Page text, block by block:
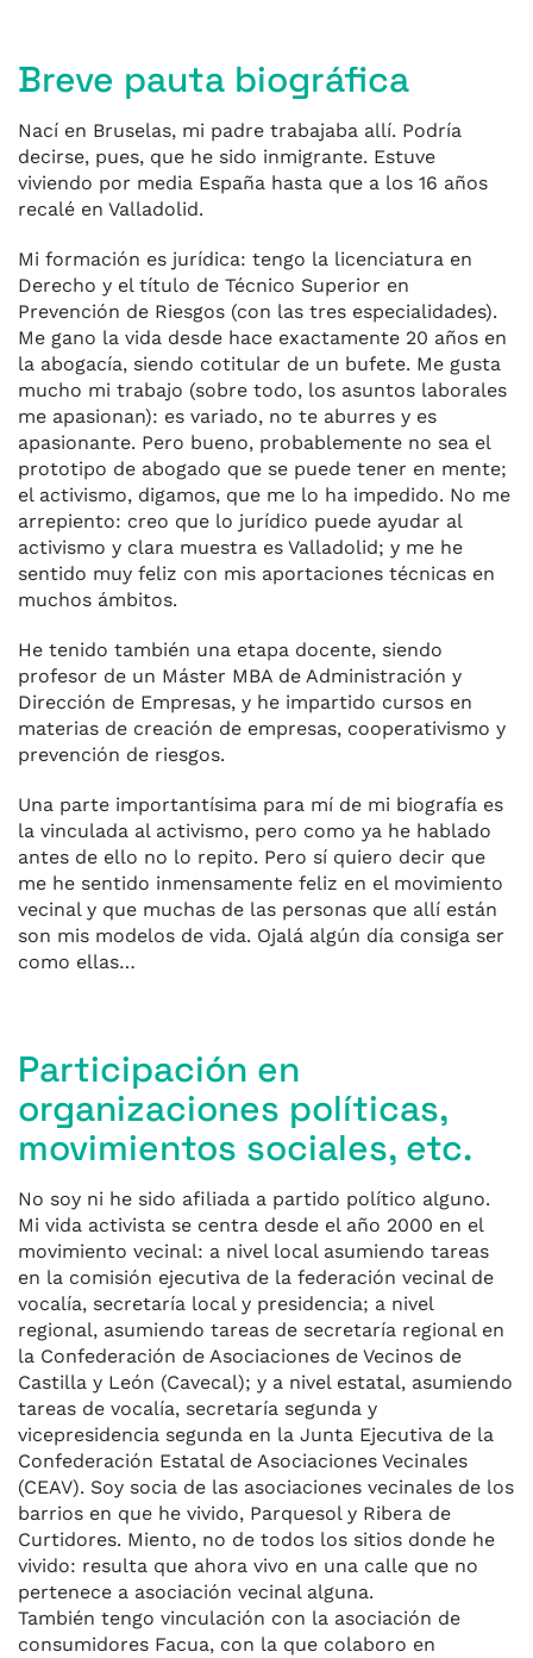
Breve pauta biográfica
Nací en Bruselas, mi padre trabajaba allí. Podría
decirse, pues, que he sido inmigrante. Estuve
viviendo por media España hasta que a los 16 años
recalé en Valladolid.
Mi formación es jurídica: tengo la licenciatura en
Derecho y el título de Técnico Superior en
Prevención de Riesgos (con las tres especialidades).
Me gano la vida desde hace exactamente 20 años en
la abogacía, siendo cotitular de un bufete. Me gusta
mucho mi trabajo (sobre todo, los asuntos laborales
me apasionan): es variado, no te aburres y es
apasionante. Pero bueno, probablemente no sea el
prototipo de abogado que se puede tener en mente;
el activismo, digamos, que me lo ha impedido. No me
arrepiento: creo que lo jurídico puede ayudar al
activismo y clara muestra es Valladolid; y me he
sentido muy feliz con mis aportaciones técnicas en
muchos ámbitos.
He tenido también una etapa docente, siendo
profesor de un Máster MBA de Administración y
Dirección de Empresas, y he impartido cursos en
materias de creación de empresas, cooperativismo y
prevención de riesgos.
Una parte importantísima para mí de mi biografía es
la vinculada al activismo, pero como ya he hablado
antes de ello no lo repito. Pero sí quiero decir que
me he sentido inmensamente feliz en el movimiento
vecinal y que muchas de las personas que allí están
son mis modelos de vida. Ojalá algún día consiga ser
como ellas…
Participación en
organizaciones políticas,
movimientos sociales, etc.
No soy ni he sido afiliada a partido político alguno.
Mi vida activista se centra desde el año 2000 en el
movimiento vecinal: a nivel local asumiendo tareas
en la comisión ejecutiva de la federación vecinal de
vocalía, secretaría local y presidencia; a nivel
regional, asumiendo tareas de secretaría regional en
la Confederación de Asociaciones de Vecinos de
Castilla y León (Cavecal); y a nivel estatal, asumiendo
tareas de vocalía, secretaría segunda y
vicepresidencia segunda en la Junta Ejecutiva de la
Confederación Estatal de Asociaciones Vecinales
(CEAV). Soy socia de las asociaciones vecinales de los
barrios en que he vivido, Parquesol y Ribera de
Curtidores. Miento, no de todos los sitios donde he
vivido: resulta que ahora vivo en una calle que no
pertenece a asociación vecinal alguna.
También tengo vinculación con la asociación de
consumidores Facua, con la que colaboro en